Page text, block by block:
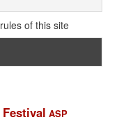
of this site
ASP